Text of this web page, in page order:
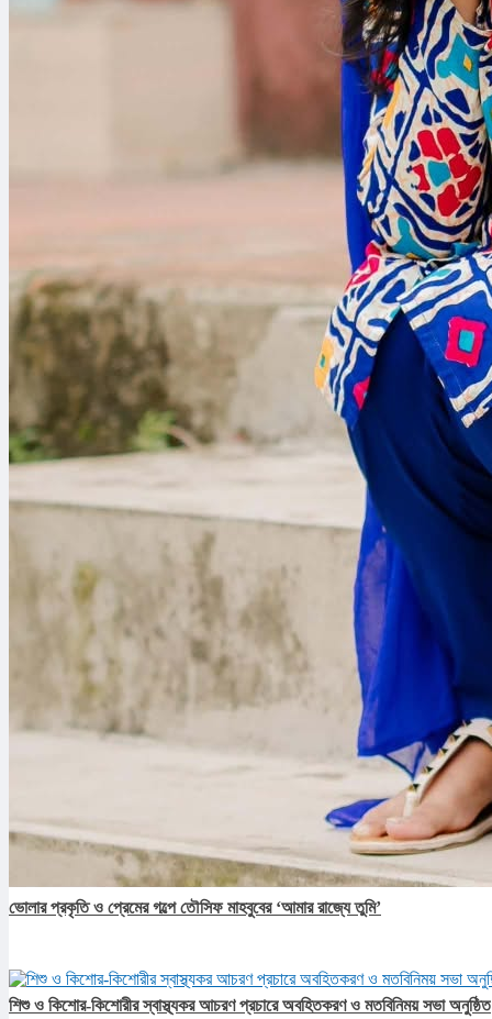
ভোলার প্রকৃতি ও প্রেমের গল্পে তৌসিফ মাহবুবের ‘আমার রাজ্যে তুমি’
শিশু ও কিশোর-কিশোরীর স্বাস্থ্যকর আচরণ প্রচারে অবহিতকরণ ও মতবিনিময় সভা অনুষ্ঠিত